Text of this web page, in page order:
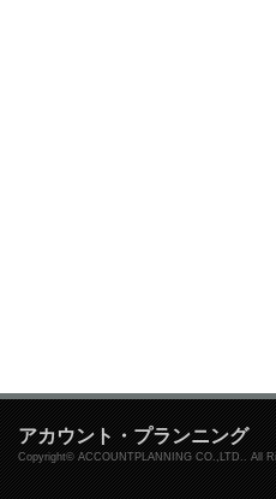
アカウント・プランニング
Copyright© ACCOUNTPLANNING CO.,LTD.. All